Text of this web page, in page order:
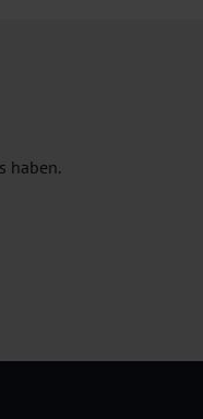
haben.